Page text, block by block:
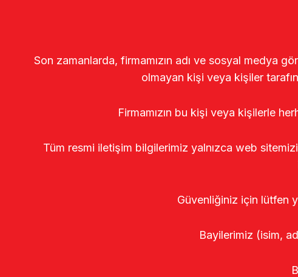
Son zamanlarda, firmamızın adı ve sosyal medya
olmayan kişi veya kişiler
Firmamızın bu kişi veya kişilerle
Tüm resmi iletişim bilgilerimiz yalnızca web
Güvenliğiniz için lütfen
Bayilerimiz (isim,